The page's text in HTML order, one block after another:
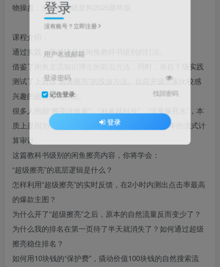
课程介绍：
通过实践，将持续总结闲鱼教科书级别的打法。​
借鉴了闲鱼主流知识博主的前沿方法，同时，亲自下场实践​
测试了上百组“超级擦亮”的投放方法。目前开源大家比较感
兴趣的超级擦亮打法。​
很多人抱怨“擦亮没效果”、“补单就封号”、“流量像死水”，本
质上是因为你还在用2024年的思维，去对抗2026年的流式计
算审计。
这篇教科书级别的闲鱼擦亮内容，你将学会：​
“超级擦亮”的底层逻辑是什么？​
怎样利用“超级擦亮”的实时反馈，在2小时内测出点击率最高
的爆款主图？​
为什么开了“超级擦亮”之后，原本的自然流量反而变少了？​
为什么我的排名在第一页待了半天就消失了？如何通过超级
擦亮稳住排名？​
如何用10块钱的“保护费”，撬动价值100块钱的自然搜索流
登录
没有账号？立即注册
用户名或邮箱
登录密码
记住登录 找回密码
登录